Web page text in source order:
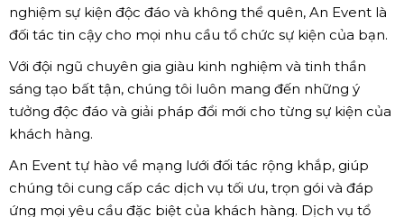
nghiệm sự kiện độc đáo và không thể quên, An Event là
đối tác tin cậy cho mọi nhu cầu tổ chức sự kiện của bạn.
Với đội ngũ chuyên gia giàu kinh nghiệm và tinh thần
sáng tạo bất tận, chúng tôi luôn mang đến những ý
tưởng độc đáo và giải pháp đổi mới cho từng sự kiện của
khách hàng.
An Event tự hào về mạng lưới đối tác rộng khắp, giúp
chúng tôi cung cấp các dịch vụ tối ưu, trọn gói và đáp
ứng mọi yêu cầu đặc biệt của khách hàng. Dịch vụ tổ